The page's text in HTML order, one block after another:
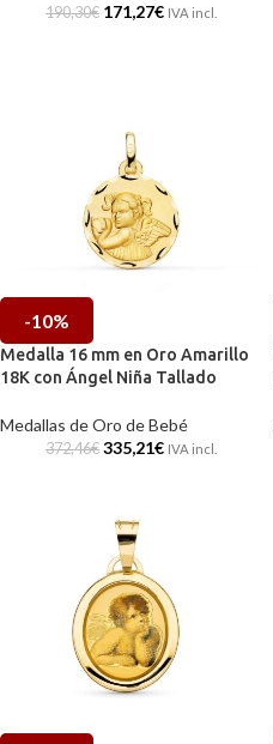
190,30€ 171,27€ IVA incl.
-10%
Medalla 16 mm en Oro Amarillo
18K con Ángel Niña Tallado
Medallas de Oro de Bebé
372,46€ 335,21€ IVA incl.